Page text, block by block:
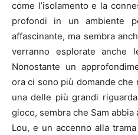
come l’isolamento e la
profondi in un ambiente
affascinante, ma sembra
verranno esplorate anche
Nonostante un
ora ci sono più domande che
una delle più grandi
gioco, sembra che Sam
Lou, e un accenno alla